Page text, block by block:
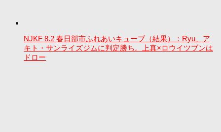
NJKF 8.2 春日部市ふれあいキューブ（結果）：Ryu、ア
キト・サンライズジムに判定勝ち。上真×ロウイツブンは
ドロー